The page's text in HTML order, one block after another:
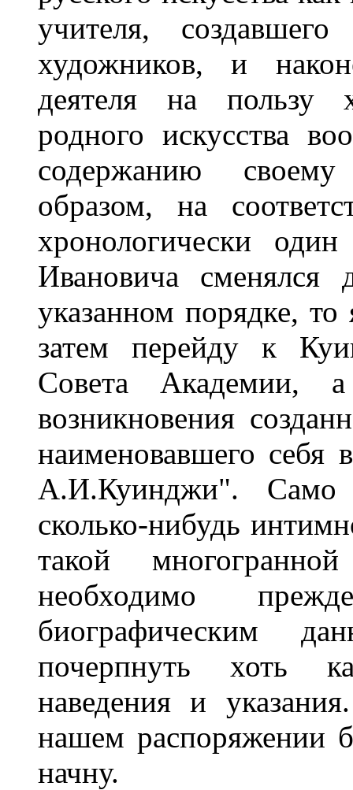
учителя,
художников, и
деятеля на пользу
родного искусства
содержанию своему
образом, на
хронологически
Ивановича
указанном порядке,
затем перейду к
Совета Академии, а
возникновения
наименовавшего
А.И.Куинджи". Само
сколько-нибудь
такой
необходимо
биографическим
почерпнуть хоть
наведения и
нашем распоряжении
начну.